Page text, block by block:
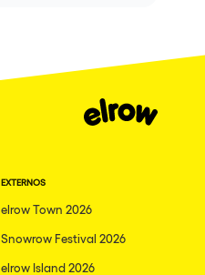
EXTERNOS
elrow Town 2026
Snowrow Festival 2026
elrow Island 2026